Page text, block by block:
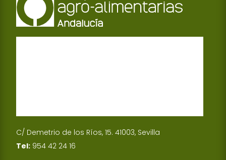
C/ Demetrio de los Ríos, 15. 41003, Sevilla
Tel: 954 42 24 16